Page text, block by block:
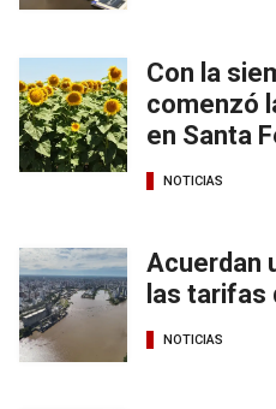
Con la
comenzó
en Santa
NOTICIAS
Acuerdan
las tarifas
NOTICIAS